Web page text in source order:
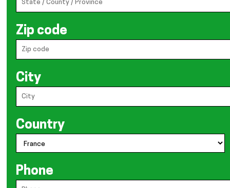
Zip code
City
Country
Phone